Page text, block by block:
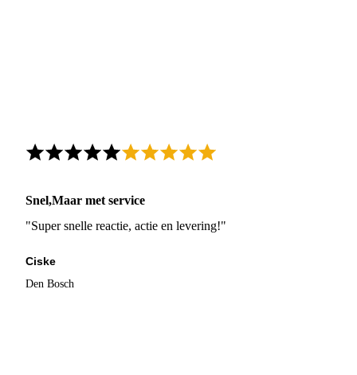
Snel,Maar met service
"Super snelle reactie, actie en levering!"
Ciske
Den Bosch